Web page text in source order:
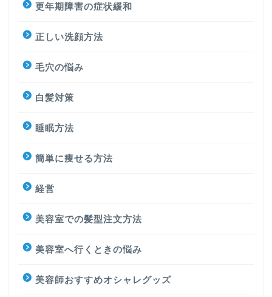
更年期障害の症状緩和
正しい洗顔方法
毛穴の悩み
白髪対策
睡眠方法
簡単に痩せる方法
経営
美容室での髪型注文方法
美容室へ行くときの悩み
美容師おすすめオシャレグッズ